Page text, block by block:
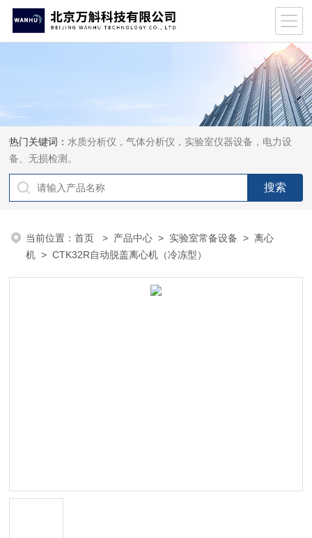
热门关键词： 水质分析仪，气体分析仪，实验室仪器设备，电力设
备、无损检测。
当前位置：首页 > 产品中心 > 实验室常备设备 >离心
机 > CTK32R自动脱盖离心机（冷冻型）